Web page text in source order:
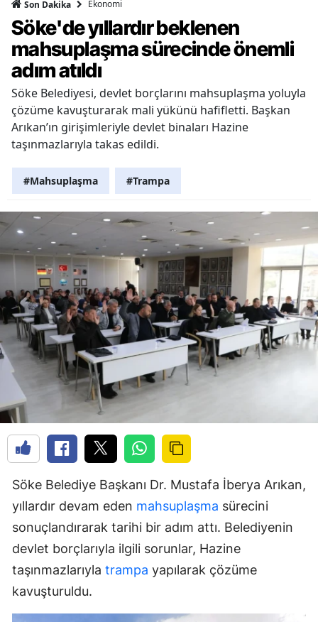
Son Dakika Ekonomi
Söke'de yıllardır beklenen
mahsuplaşma sürecinde önemli
adım atıldı
Söke Belediyesi, devlet borçlarını mahsuplaşma yoluyla
çözüme kavuşturarak mali yükünü hafifletti. Başkan
Arıkan’ın girişimleriyle devlet binaları Hazine
taşınmazlarıyla takas edildi.
#Mahsuplaşma #Trampa
Söke Belediye Başkanı Dr. Mustafa İberya Arıkan,
yıllardır devam eden mahsuplaşma sürecini
sonuçlandırarak tarihi bir adım attı. Belediyenin
devlet borçlarıyla ilgili sorunlar, Hazine
taşınmazlarıyla trampa yapılarak çözüme
kavuşturuldu.